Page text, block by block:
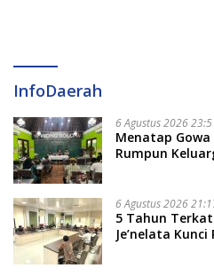
InfoDaerah
6 Agustus 2026
Menatap
Rumpun
Soal Adat dan
6 Agustus 2026
5 Tahun
Je’nelata